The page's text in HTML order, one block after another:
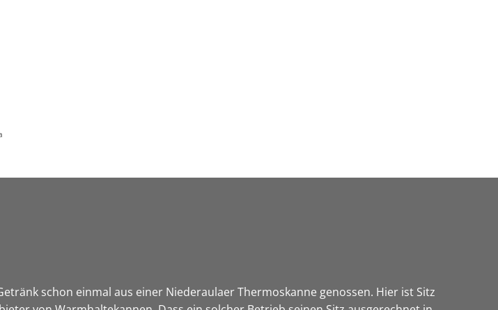
schon einmal aus einer Niederaulaer Thermoskanne genossen. Hier ist Sitz